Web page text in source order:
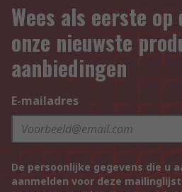
Wees als eerste
onze nieuwste
aanbiedingen
E-mailadres
De persoonlijke gegevens die u
aanmelden voor deze